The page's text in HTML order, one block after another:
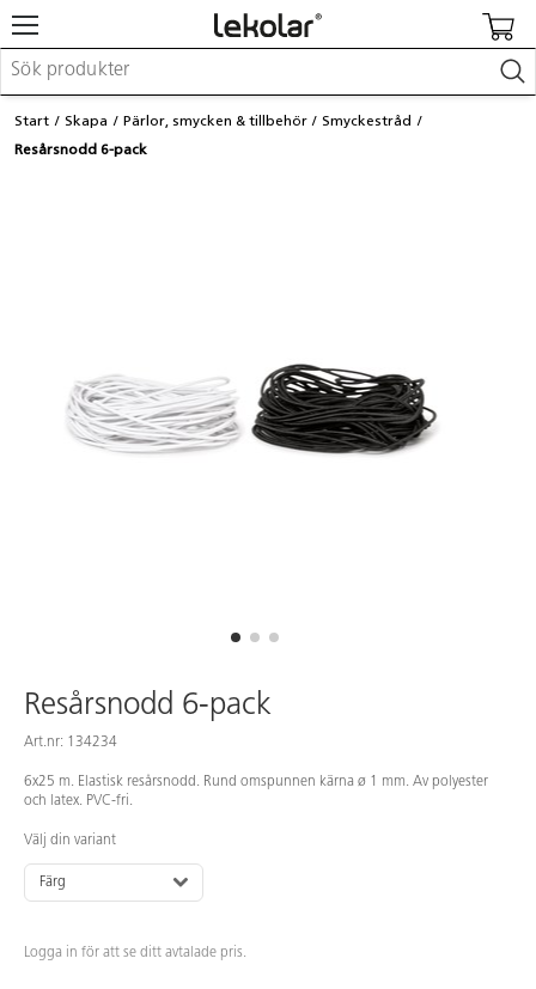
Möbler & inredning
Lekplatsutrustning & utemiljö
Hitta din säljare
Kontakta Lekolar
Start Skapa Pärlor, smycken & tillbehör
Smyckestråd
Resårsnodd 6-pack
Resårsnodd 6-pack
Art.nr: 134234
6x25 m. Elastisk resårsnodd. Rund omspunnen kärna ø 1 mm. Av polyester
och latex. PVC-fri.
Välj din variant
Färg
Logga in för att se ditt avtalade pris.